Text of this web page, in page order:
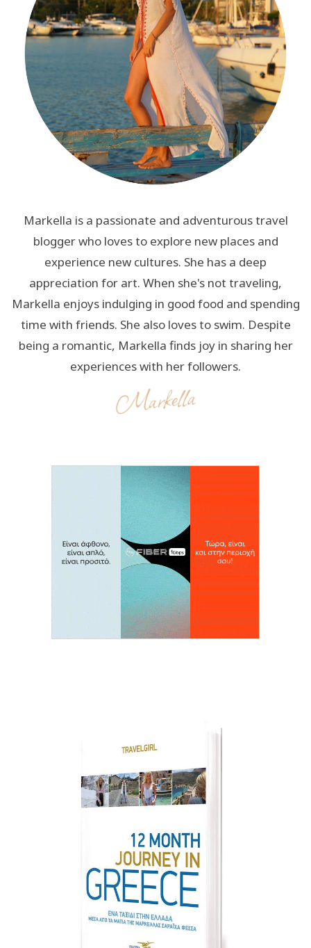
Markella is a passionate and adventurous travel
blogger who loves to explore new places and
experience new cultures. She has a deep
appreciation for art. When she's not traveling,
Markella enjoys indulging in good food and spending
time with friends. She also loves to swim. Despite
being a romantic, Markella finds joy in sharing her
experiences with her followers.